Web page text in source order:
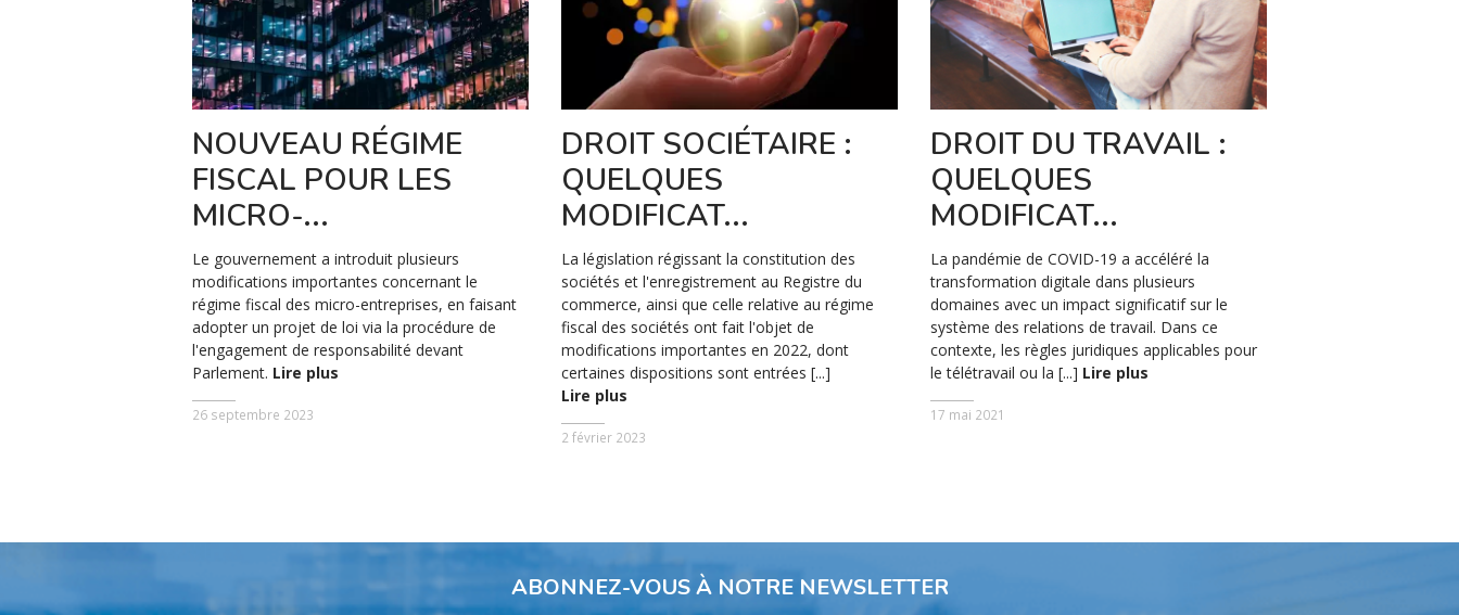
presse
Comunicat de presă
Évènements
Vidéo
NOUVEAU RÉGIME
FISCAL POUR LES
MICRO-...
Le gouvernement a introduit plusieurs
modifications importantes concernant le
régime fiscal des micro-entreprises, en faisant
adopter un projet de loi via la procédure de
l'engagement de responsabilité devant
Parlement. Lire plus
26 septembre 2023
DROIT SOCIÉTAIRE :
QUELQUES
MODIFICAT...
La législation régissant la constitution des
sociétés et l'enregistrement au Registre du
commerce, ainsi que celle relative au régime
fiscal des sociétés ont fait l'objet de
modifications importantes en 2022, dont
certaines dispositions sont entrées [...]
Lire plus
2 février 2023
DROIT DU TRAVAIL :
QUELQUES
MODIFICAT...
La pandémie de COVID-19 a accéléré la
transformation digitale dans plusieurs
domaines avec un impact significatif sur le
système des relations de travail. Dans ce
contexte, les règles juridiques applicables pour
le télétravail ou la [...] Lire plus
17 mai 2021
ABONNEZ-VOUS À NOTRE NEWSLETTER